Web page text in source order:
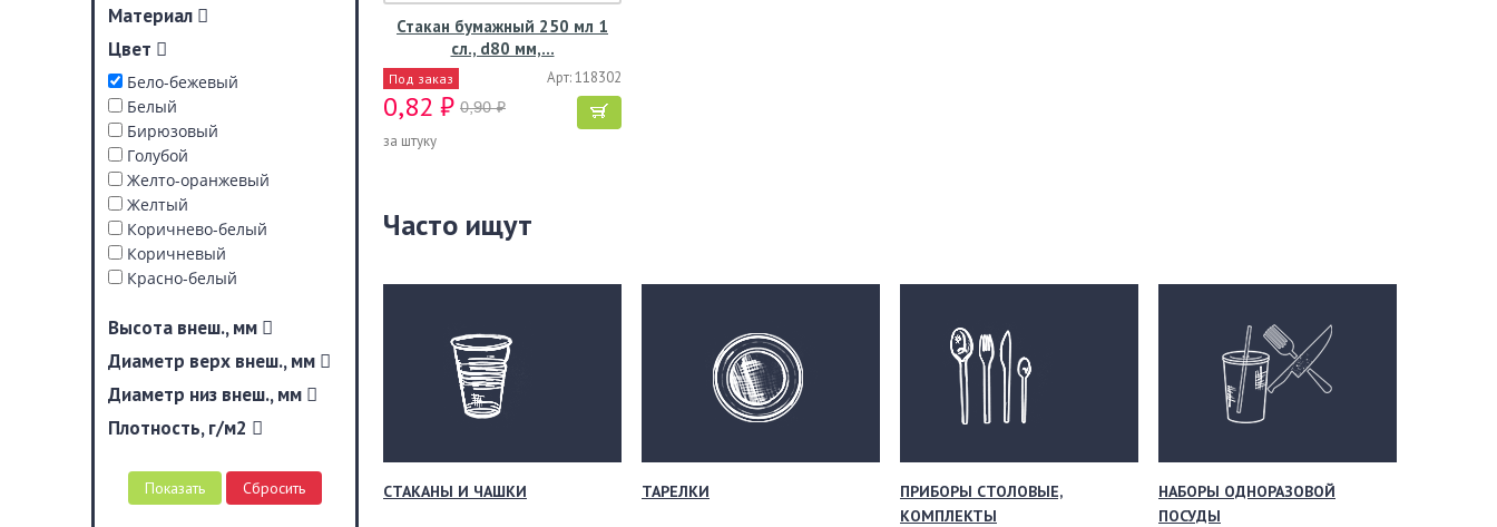
Материал
Цвет
Бело-бежевый
Белый
Бирюзовый
Голубой
Желто-оранжевый
Желтый
Коричнево-белый
Коричневый
Красно-белый
Крафт-белый
Мятный
Оранжевый
Разноцветный
Черный
Высота внеш., мм
Диаметр верх внеш., мм
Диаметр низ внеш., мм
Плотность, г/м2
Стакан бумажный 250 мл 1
сл., d80 мм,…
Под заказ Арт: 118302
0,82 ₽ 0,90 ₽
за штуку
Часто ищут
СТАКАНЫ И ЧАШКИ ТАРЕЛКИ
ПРИБОРЫ СТОЛОВЫЕ,
КОМПЛЕКТЫ
НАБОРЫ ОДНОРАЗОВОЙ
ПОСУДЫ